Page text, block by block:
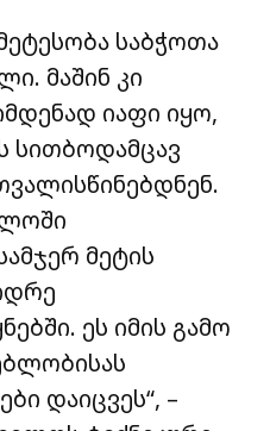
საბჭოთა
მაშინ კი
იაფი იყო,
სითბოდამცავ
მეტის
ეს იმის გამო
დაიცვეს“, –